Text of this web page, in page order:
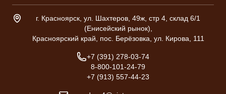
Адрес склада
г. Красноярск, ул. Шахтеров, 49ж, стр 4, склад 6/1
(Енисейский рынок),
Красноярский край, пос. Берёзовка, ул. Кирова, 111
Телефон
+7 (391) 278-03-74
8-800-101-24-79
+7 (913) 557-44-23